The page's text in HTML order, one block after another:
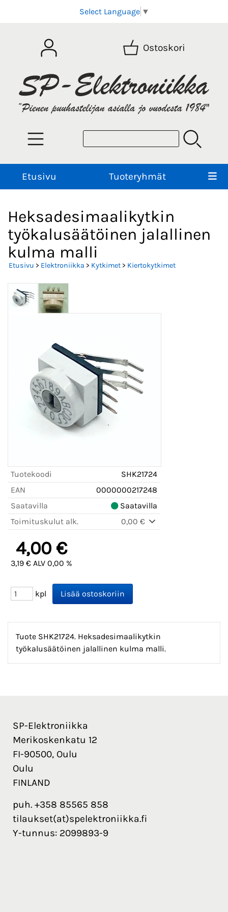
Select Language ▼
Ostoskori
Etusivu Tuoteryhmät
Heksadesimaalikytkin
työkalusäätöinen jalallinen
kulma malli
Etusivu > Elektroniikka > Kytkimet> Kiertokytkimet
Tuotekoodi
SHK21724
EAN
0000000217248
Saatavilla
Saatavilla
Toimituskulut alk.
0,00 €
4,00 €
3,19 € ALV 0,00 %
kpl
Tuote SHK21724. Heksadesimaalikytkin
työkalusäätöinen jalallinen kulma malli.
SP-Elektroniikka
Merikoskenkatu 12
FI-90500, Oulu
Oulu
FINLAND
puh. +358 85565 858
tilaukset(at)spelektroniikka.fi
Y-tunnus: 2099893-9